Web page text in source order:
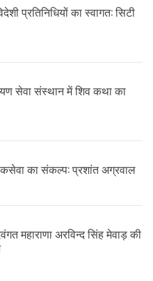
प्रतिनिधियों का स्वागत: सिटी
सेवा संस्थान में शिव कथा का
का संकल्प: प्रशांत अग्रवाल
महाराणा अरविन्द सिंह मेवाड़ की